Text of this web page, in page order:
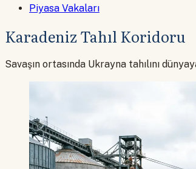
Piyasa Vakaları
Karadeniz Tahıl Koridoru
Savaşın ortasında Ukrayna tahılını